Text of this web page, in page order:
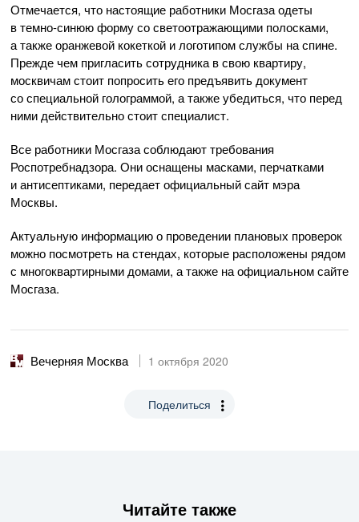
Отмечается, что настоящие работники Мосгаза одеты
втемно-синююформу со светоотражающими полосками,
а также оранжевой кокеткой и логотипом службы на спине.
Прежде чем пригласить сотрудника в свою квартиру,
москвичам стоит попросить его предъявить документ
со специальной голограммой, а также убедиться, что перед
ними действительно стоит специалист.
Все работники Мосгаза соблюдают требования
Роспотребнадзора. Они оснащены масками, перчатками
и антисептиками, передает официальный сайт мэра
Москвы.
Актуальную информацию о проведении плановых проверок
можно посмотреть на стендах, которые расположены рядом
с многоквартирными домами, а также на официальном сайте
Мосгаза.
Вечерняя Москва 1 октября 2020
Поделиться
Читайте также